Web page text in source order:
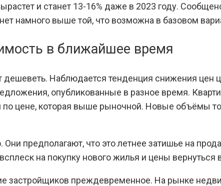
и станет 13-16% даже в 2023 году.
намного выше той, что возможна в базовом
в ближайшее время
Наблюдается тенденция снижения цен
опубликованные в разное время.
цене, которая выше рыночной. Новые объёмы
Они предполагают, что это летнее затишье на
на покупку нового жилья и цены
застройщиков преждевременное. На рынке